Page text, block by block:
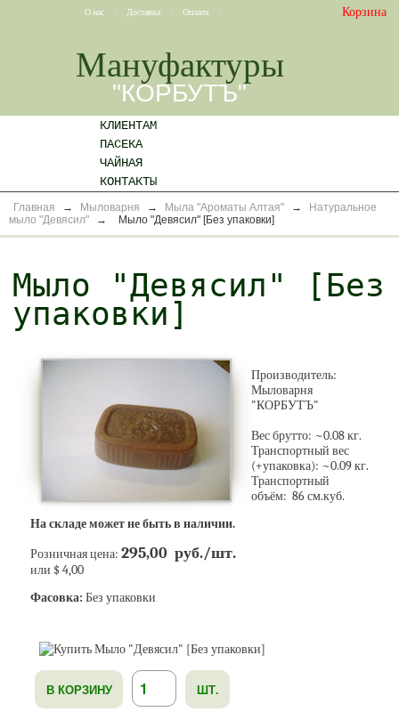
О нас : Доставка : Оплата : Корзина
Мануфактуры
"КОРБУТЪ"
КЛИЕНТАМ
ПАСЕКА
ЧАЙНАЯ
КОНТАКТЫ
Главная → Мыловарня → Мыла "Ароматы Алтая" →
Натуральное
мыло "Девясил"
→ Мыло "Девясил" [Без упаковки]
Мыло "Девясил" [Без
упаковки]
Производитель:
Мыловарня
"КОРБУТЪ"
Вес брутто: ~0.08кг.
Транспортный вес
(+упаковка): ~0.09кг.
Транспортный
объём: 86 см.куб.
На складе может не быть в наличии.
Розничная цена: 295,00 руб./шт.
или $ 4,00
Фасовка: Без упаковки
В КОРЗИНУ ШТ.